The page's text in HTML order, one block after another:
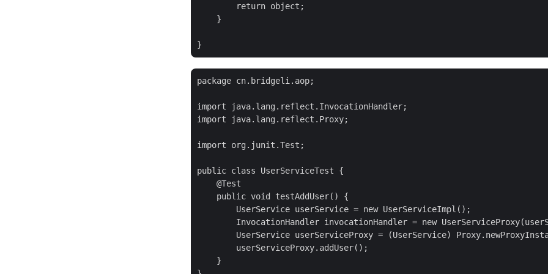
        return object;
    }
package cn.bridgeli.aop;
import java.lang.reflect.InvocationHandler;
import java.lang.reflect.Proxy;
import org.junit.Test;
public class UserServiceTest {
    @Test
    public void testAddUser() {
        UserService userService = new UserServiceImpl();
InvocationHandler invocationHandler = new
UserService userServiceProxy = (UserService)
        userServiceProxy.addUser();
    }